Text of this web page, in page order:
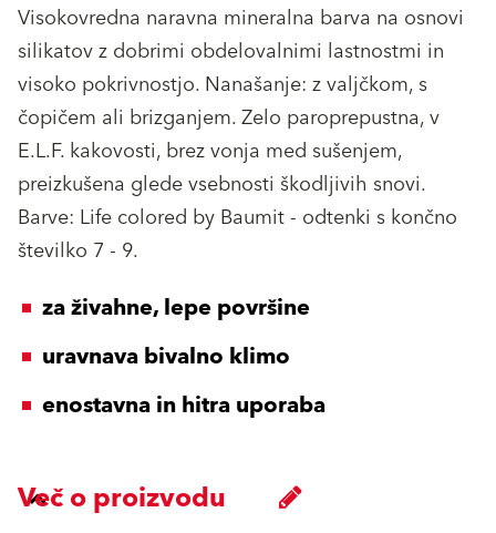
Visokovredna naravna mineralna barva na osnovi
silikatov z dobrimi obdelovalnimi lastnostmi in
visoko pokrivnostjo. Nanašanje: z valjčkom, s
čopičem ali brizganjem. Zelo paroprepustna, v
E.L.F. kakovosti, brez vonja med sušenjem,
preizkušena glede vsebnosti škodljivih snovi.
Barve: Life colored by Baumit - odtenki s končno
številko 7 - 9.
za živahne, lepe površine
uravnava bivalno klimo
enostavna in hitra uporaba
Več o proizvodu